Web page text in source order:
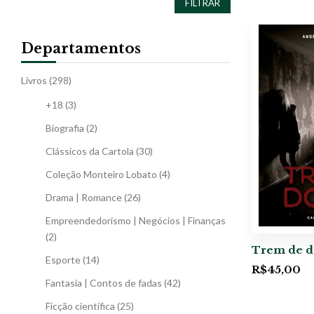
FILTRAR
Departamentos
Livros (298)
+18 (3)
Biografia (2)
Clássicos da Cartola (30)
Coleção Monteiro Lobato (4)
Drama | Romance(26)
Empreendedorismo | Negócios | Finanças
(2)
Esporte(14)
Fantasia | Contos de fadas (42)
Ficção científica (25)
Trem de
R$45,00